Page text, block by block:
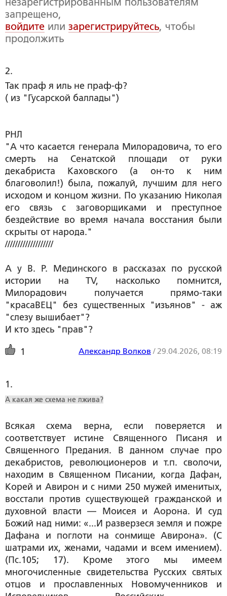
запрещено,
войдите или зарегистрируйтесь, чтобы
продолжить
2.
Так праф я иль не праф-ф?
( из "Гусарской баллады")
РНЛ
"А что касается генерала Милорадовича, то его
смерть на Сенатской площади от руки
декабриста Каховского (а он-то к ним
благоволил!) была, пожалуй, лучшим для него
исходом и концом жизни. По указанию Николая
его связь с заговорщиками и преступное
бездействие во время начала восстания были
скрыты от народа."
///////////////////
А у В. Р. Мединского в рассказах по русской
истории на TV, насколько помнится,
Милорадович получается прямо-таки
"красаВЕЦ" без существенных "изъянов" - аж
"слезу вышибает"?
И кто здесь "прав"?
1 Александр Волков / 29.04.2026, 08:19
1.
А какая же схема не лжива?
Всякая схема верна, если поверяется и
соответствует истине Священного Писаня и
Священного Предания. В данном случае про
декабристов, революционеров и т.п. сволочи,
находим в Священном Писании, когда Дафан,
Корей и Авирон и с ними 250 мужей именитых,
восстали против существующей гражданской и
духовной власти — Моисея и Аорона. И суд
Божий над ними: «...И разверзеся земля и пожре
Дафана и поглоти на сонмище Авирона». (С
шатрами их, женами, чадами и всем имением).
(Пс.105; 17). Кроме этого мы имеем
многочисленные свидетельства Русских святых
отцов и прославленных Новомученников и